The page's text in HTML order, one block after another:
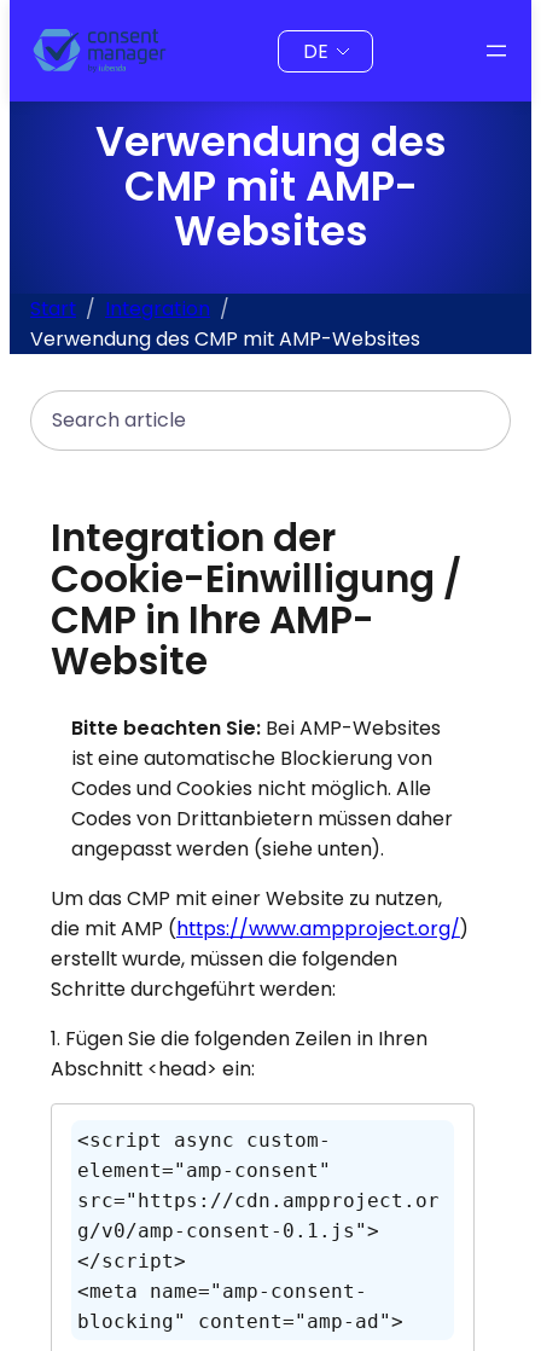
Inhalt
springen
Sprache
auswählen
Verwendung des
CMP mit AMP-
Websites
Start
Integration
Verwendung des CMP mit AMP-Websites
Search
Integration der
Cookie-Einwilligung /
CMP in Ihre AMP-
Website
Bitte beachten Sie:Bei AMP-Websites
ist eine automatische Blockierung von
Codes und Cookies nicht möglich. Alle
Codes von Drittanbietern müssen daher
angepasst werden (siehe unten).
Um das CMP mit einer Website zu nutzen,
die mit AMP (https://www.ampproject.org/)
erstellt wurde, müssen die folgenden
Schritte durchgeführt werden:
1. Fügen Sie die folgenden Zeilen in Ihren
Abschnitt <head> ein:
<script async custom-
element="amp-consent"
src="https://cdn.ampproject.or
g/v0/amp-consent-0.1.js">
</script>
<meta name="amp-consent-
blocking" content="amp-ad">